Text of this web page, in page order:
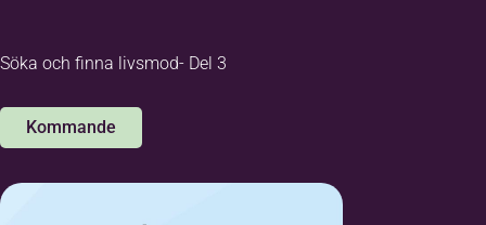
Söka och finna livsmod- Del 3
Kommande